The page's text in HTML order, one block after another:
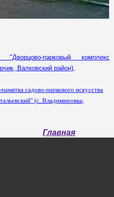
парковый комплекс
Валковский район),
садово-паркового искусства
(с. Владимировка,
Главная